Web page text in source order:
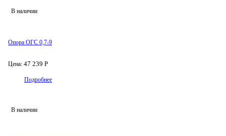
В наличии
Опора ОГС 0,7-9
Цена: 47 239 Р
Подробнее
В наличии